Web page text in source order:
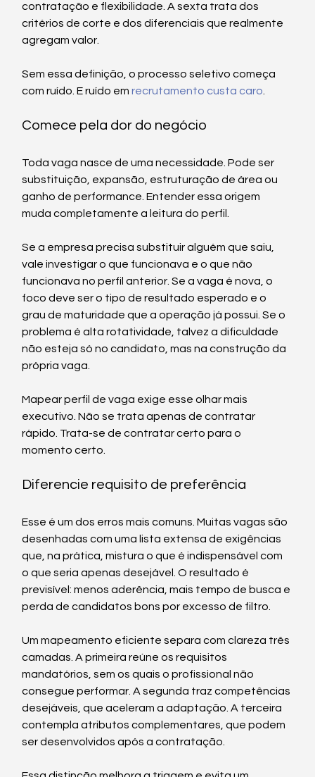
contratação e flexibilidade. A sexta trata dos
critérios de corte e dos diferenciais que realmente
agregam valor.
Sem essa definição, o processo seletivo começa
com ruído. E ruído em recrutamento custa caro
Comece pela dor do negócio
Toda vaga nasce de uma necessidade. Pode ser
substituição, expansão, estruturação de área ou
ganho de performance. Entender essa origem
muda completamente a leitura do perfil.
Se a empresa precisa substituir alguém que saiu,
vale investigar o que funcionava e o que não
funcionava no perfil anterior. Se a vaga é nova, o
foco deve ser o tipo de resultado esperado e o
grau de maturidade que a operação já possui. Se o
problema é alta rotatividade, talvez a dificuldade
não esteja só no candidato, mas na construção da
própria vaga.
Mapear perfil de vaga exige esse olhar mais
executivo. Não se trata apenas de contratar
rápido. Trata-se de contratar certo para o
momento certo.
Diferencie requisito de preferência
Esse é um dos erros mais comuns. Muitas vagas são
desenhadas com uma lista extensa de exigências
que, na prática, mistura o que é indispensável com
o que seria apenas desejável. O resultado é
previsível: menos aderência, mais tempo de busca e
perda de candidatos bons por excesso de filtro.
Um mapeamento eficiente separa com clareza três
camadas. A primeira reúne os requisitos
mandatórios, sem os quais o profissional não
consegue performar. A segunda traz competências
desejáveis, que aceleram a adaptação. A terceira
contempla atributos complementares, que podem
ser desenvolvidos após a contratação.